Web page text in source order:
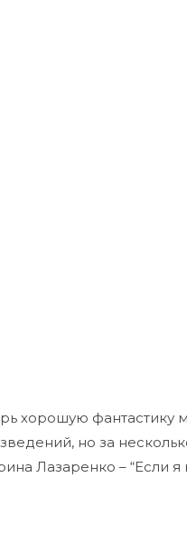
хорошую фантастику
но за
Лазаренко –